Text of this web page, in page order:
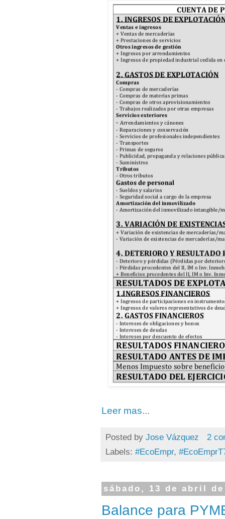
Leer mas...
Posted by Jose Vázquez
2
Labels: #EcoEmpr,
sábado, 13 de abril de
Balance para